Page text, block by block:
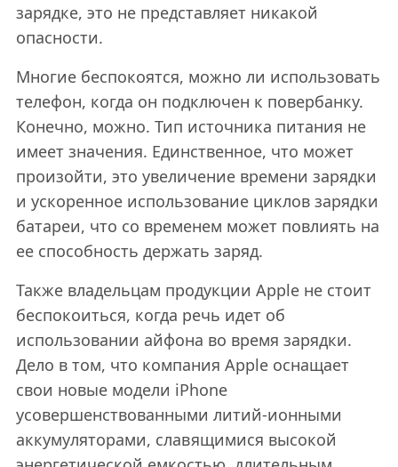
зарядке, это не представляет никакой
опасности.
Многие беспокоятся, можно ли использовать
телефон, когда он подключен к повербанку.
Конечно, можно. Тип источника питания не
имеет значения. Единственное, что может
произойти, это увеличение времени зарядки
и ускоренное использование циклов зарядки
батареи, что со временем может повлиять на
ее способность держать заряд.
Также владельцам продукции Apple не стоит
беспокоиться, когда речь идет об
использовании айфона во время зарядки.
Дело в том, что компания Apple оснащает
свои новые модели iPhone
усовершенствованными литий-ионными
аккумуляторами, славящимися высокой